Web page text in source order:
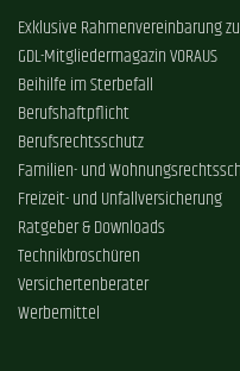
Exklusive Rahmenvereinbarung
GDL-Mitgliedermagazin VORAUS
Beihilfe im Sterbefall
Berufshaftpflicht
Berufsrechtsschutz
Familien- und
Freizeit- und Unfallversicherung
Ratgeber & Downloads
Technikbroschüren
Versichertenberater
Werbemittel